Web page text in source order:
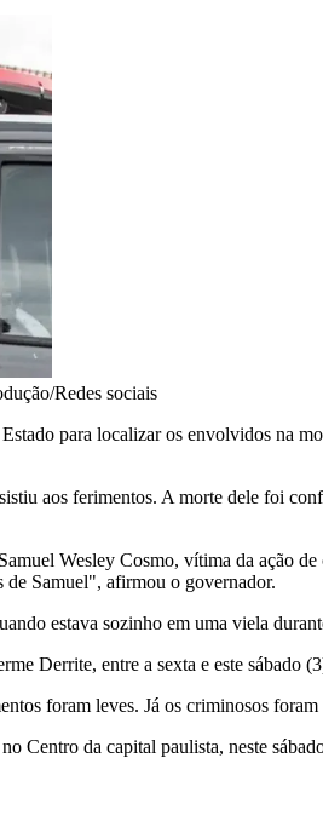
Redes sociais
para localizar os envolvidos na
aos ferimentos. A morte dele foi
Wesley Cosmo, vítima da ação
de Samuel", afirmou o governador.
estava sozinho em uma viela
Derrite, entre a sexta e este
foram leves. Já os criminosos
Centro da capital paulista, neste